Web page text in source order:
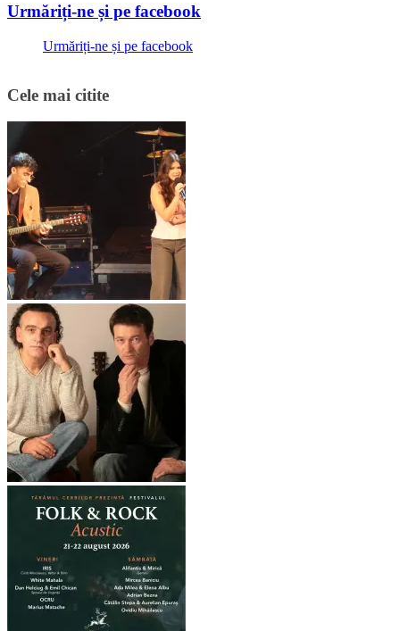
Urmăriți-ne și pe facebook
Urmăriți-ne și pe facebook
Cele mai citite